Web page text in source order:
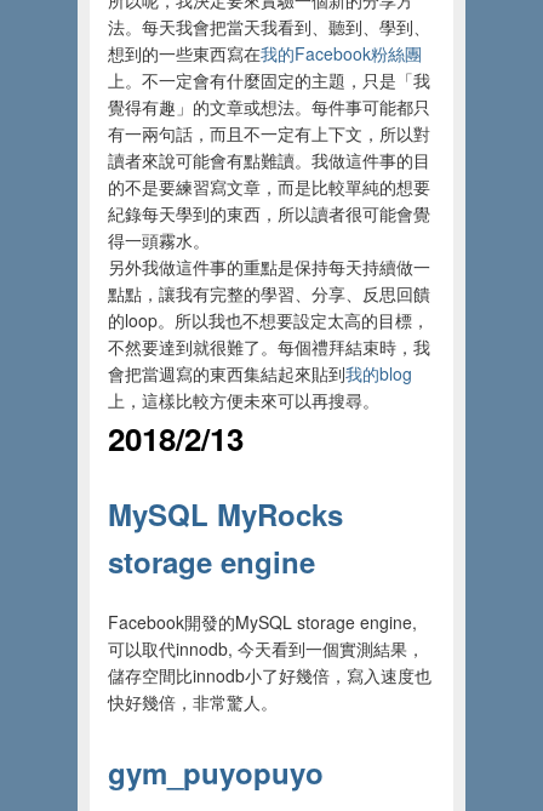
法。每天我會把當天我看到、聽到、學到、
想到的一些東西寫在我的Facebook粉絲團
上。不一定會有什麼固定的主題，只是「我
覺得有趣」的文章或想法。每件事可能都只
有一兩句話，而且不一定有上下文，所以對
讀者來說可能會有點難讀。我做這件事的目
的不是要練習寫文章，而是比較單純的想要
紀錄每天學到的東西，所以讀者很可能會覺
得一頭霧水。
另外我做這件事的重點是保持每天持續做一
點點，讓我有完整的學習、分享、反思回饋
的loop。所以我也不想要設定太高的目標，
不然要達到就很難了。每個禮拜結束時，我
會把當週寫的東西集結起來貼到我的blog
上，這樣比較方便未來可以再搜尋。
2018/2/13
MySQL MyRocks
storage engine
Facebook開發的MySQL storage engine,
可以取代innodb, 今天看到一個實測結果，
儲存空間比innodb小了好幾倍，寫入速度也
快好幾倍，非常驚人。
gym_puyopuyo